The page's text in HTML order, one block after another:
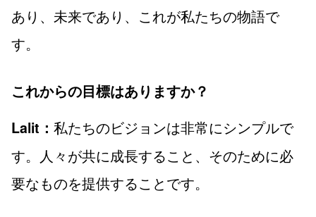
あり、未来であり、これが私たちの物語で
す。
これからの目標はありますか？
Lalit： 私たちのビジョンは非常にシンプルで
す。人々が共に成長すること、そのために必
要なものを提供することです。